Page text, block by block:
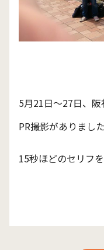
5月21日～27日、
PR撮影がありました
15秒ほどのセリフを